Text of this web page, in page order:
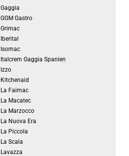
Gaggia
GGM Gastro
Grimac
Iberital
Isomac
Italcrem Gaggia Spanien
Izzo
Kitchenaid
La Faimac
La Macatec
La Marzocco
La Nuova Era
La Piccola
La Scala
Lavazza